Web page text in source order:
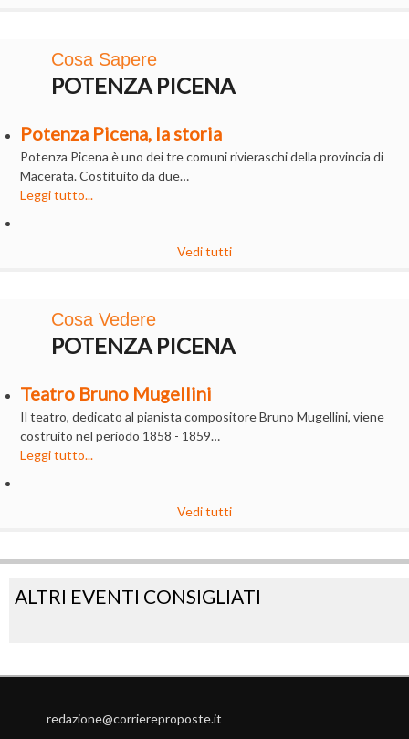
Cosa Sapere
POTENZA PICENA
Potenza Picena, la storia
Potenza Picena è uno dei tre comuni rivieraschi della provincia di
Macerata. Costituito da due…
Leggi tutto...
Vedi tutti
Cosa Vedere
POTENZA PICENA
Teatro Bruno Mugellini
Il teatro, dedicato al pianista compositore Bruno Mugellini, viene
costruito nel periodo 1858 - 1859…
Leggi tutto...
Vedi tutti
ALTRI EVENTI CONSIGLIATI
redazione@corriereproposte.it